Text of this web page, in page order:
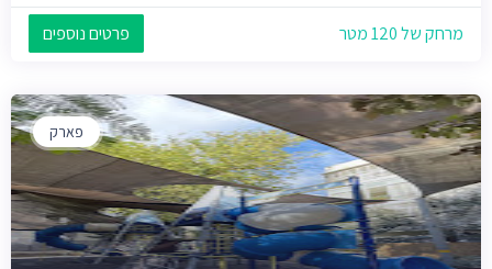
מרחק של 120 מטר פרטים נוספים
פארק